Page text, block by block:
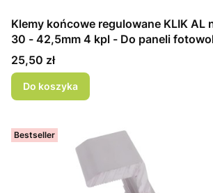
Klemy końcowe regulowane KLIK AL
30 - 42,5mm 4 kpl - Do paneli
Cena
25,50 zł
Do koszyka
Bestseller